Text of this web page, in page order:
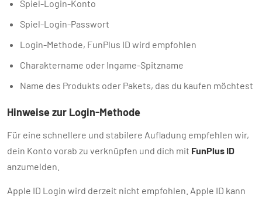
Spiel-Login-Konto
Spiel-Login-Passwort
Login-Methode, FunPlus ID wird empfohlen
Charaktername oder Ingame-Spitzname
Name des Produkts oder Pakets, das du kaufen möchtest
Hinweise zur Login-Methode
Für eine schnellere und stabilere Aufladung empfehlen wir,
dein Konto vorab zu verknüpfen und dich mit FunPlus ID
anzumelden.
Apple ID Login wird derzeit nicht empfohlen. Apple ID kann